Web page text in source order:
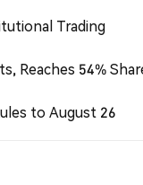
Trading
Reaches 54%
to August 26